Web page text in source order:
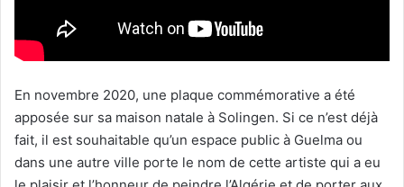
En novembre 2020, une plaque commémorative a été
apposée sur sa maison natale à Solingen. Si ce n’est déjà
fait, il est souhaitable qu’un espace public à Guelma ou
dans une autre ville porte le nom de cette artiste qui a eu